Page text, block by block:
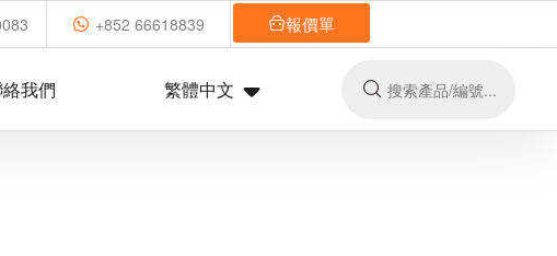
+852 66618839 報價單
我們 繁體中文